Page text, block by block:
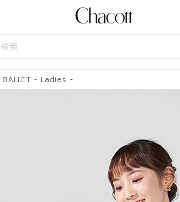
BALLET - Ladies -